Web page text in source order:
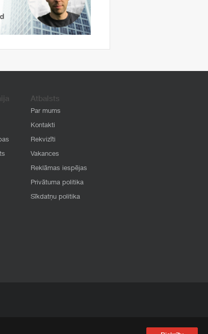
Atbalsts
Par mums
Kontakti
Rekvizīti
Vakances
Reklāmas iespējas
Privātuma politika
Sīkdatņu politika